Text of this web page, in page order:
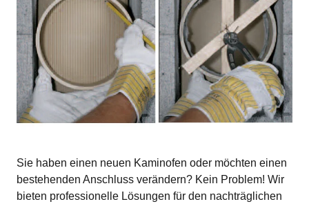
Sie haben einen neuen Kaminofen oder möchten einen
bestehenden Anschluss verändern? Kein Problem! Wir
bieten professionelle Lösungen für den nachträglichen